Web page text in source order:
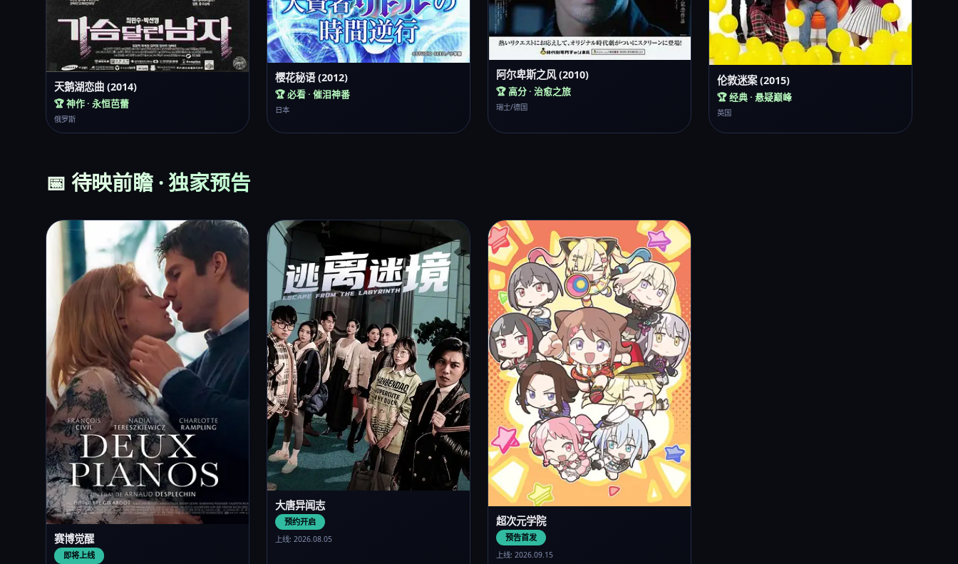
天鹅湖恋曲 (2014)
🏆 神作 · 永恒芭蕾
俄罗斯
樱花秘语 (2012)
🏆 必看 · 催泪神番
日本
阿尔卑斯之风 (2010)
🏆 高分 · 治愈之旅
瑞士/德国
伦敦迷案 (2015)
🏆 经典 · 悬疑巅峰
英国
📅 待映前瞻 · 独家预告
赛博觉醒
即将上线
大唐异闻志
预约开启
上线: 2026.08.05
超次元学院
预告首发
上线: 2026.09.15